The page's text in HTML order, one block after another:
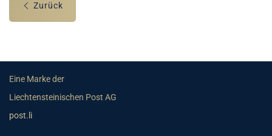
Zurück
Eine Marke der
Liechtensteinischen Post AG
post.li